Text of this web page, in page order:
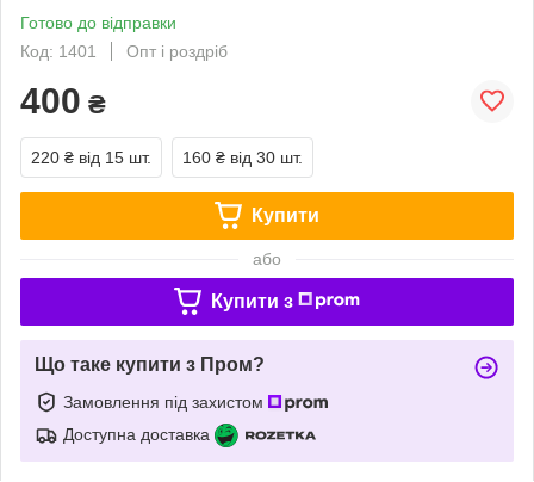
Готово до відправки
Код: 1401
Опт і роздріб
400 ₴
220 ₴ від 15 шт. 160 ₴ від 30 шт.
Купити
або
Купити з
Що таке купити з Пром?
Замовлення під захистом
Доступна доставка